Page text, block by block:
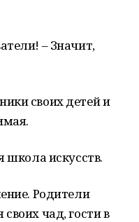
– Значит,
своих детей и
школа искусств.
Родители
чад, гости в